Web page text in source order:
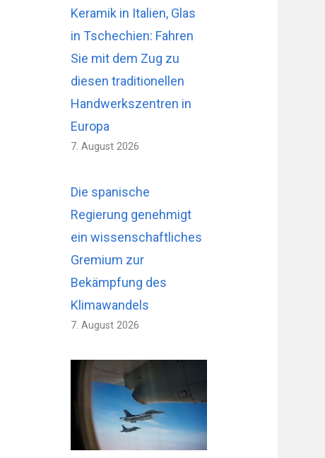
Keramik in Italien, Glas
in Tschechien: Fahren
Sie mit dem Zug zu
diesen traditionellen
Handwerkszentren in
Europa
7. August 2026
Die spanische
Regierung genehmigt
ein wissenschaftliches
Gremium zur
Bekämpfung des
Klimawandels
7. August 2026